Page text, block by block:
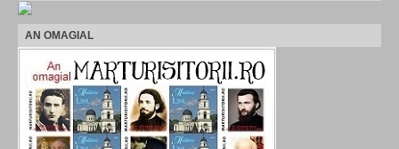
AN OMAGIAL